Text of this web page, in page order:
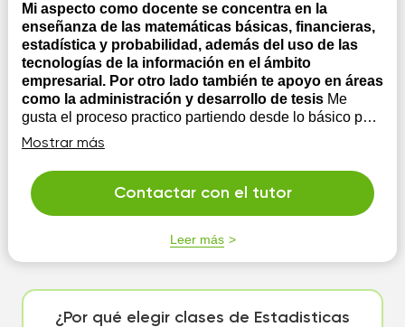
Mi aspecto como docente se concentra en la
enseñanza de las matemáticas básicas, financieras,
estadística y probabilidad, además del uso de las
tecnologías de la información en el ámbito
empresarial. Por otro lado también te apoyo en áreas
como la administración y desarrollo de tesis Me
gusta el proceso practico partiendo desde lo básico para
ir creando la confianza en el proceso de enseñanza
hasta llegar al punto donde necesitas apoyo y de ahi en
adelante generar las herramientas necesarias, tal como
el uso de algún software o herramienta adicional al
proceso de enseña aprendizaje
Mostrar más
Contactar con el tutor
Leer más
¿Por qué elegir clases de Estadisticas